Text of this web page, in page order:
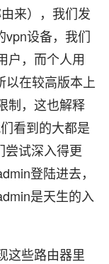
来），我们发
vpn设备，我们
户，而个人用
以在较高版本上
制，这也解释
看到的大都是
尝试深入得更
登陆进去，
是天生的入
这些路由器里